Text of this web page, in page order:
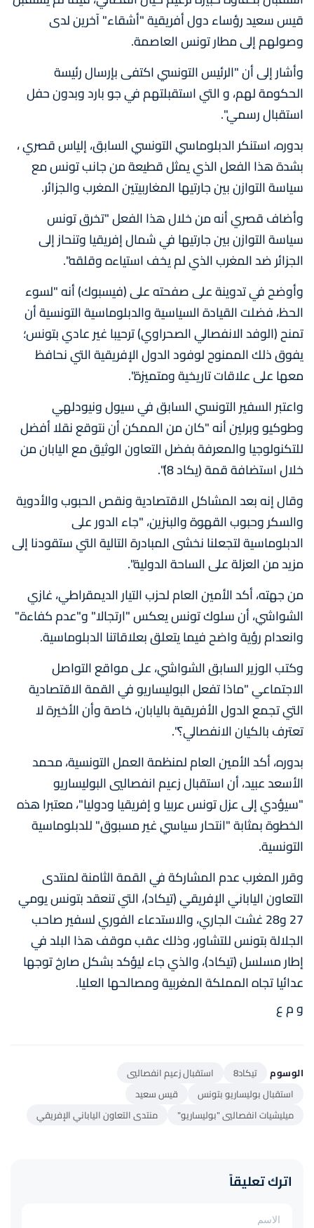
قيس سعيد رؤساء دول أفريقية "أشقاء" آخرين لدى
وصولهم إلى مطار تونس العاصمة.
وأشار إلى أن "الرئيس التونسي اكتفى بإرسال رئيسة
الحكومة لهم، و التي استقبلتهم في جو بارد وبدون حفل
استقبال رسمي".
بدوره، استنكر الدبلوماسي التونسي السابق، إلياس قصري ،
بشدة هذا الفعل الذي يمثل قطيعة من جانب تونس مع
سياسة التوازن بين جارتيها المغاربيتين المغرب والجزائر.
وأضاف قصري أنه من خلال هذا الفعل "تخرق تونس
سياسة التوازن بين جارتيها في شمال إفريقيا وتنحاز إلى
الجزائر ضد المغرب الذي لم يخف استياءه وقلقه".
وأوضح في تدوينة على صفحته على (فيسبوك) أنه "لسوء
الحظ، فضلت القيادة السياسية والدبلوماسية التونسية أن
تمنح (الوفد الانفصالي الصحراوي) ترحيبا غير عادي بتونس؛
يفوق ذلك الممنوح لوفود الدول الإفريقية التي نحافظ
معها على علاقات تاريخية ومتميزة".
واعتبر السفير التونسي السابق في سيول ونيودلهي
وطوكيو وبرلين أنه "كان من الممكن أن نتوقع نقلا أفضل
للتكنولوجيا والمعرفة بفضل التعاون الوثيق مع اليابان من
خلال استضافة قمة (يكاد 8)".
وقال إنه بعد المشاكل الاقتصادية ونقص الحبوب والأدوية
والسكر وحبوب القهوة والبنزين، "جاء الدور على
الدبلوماسية لتجعلنا نخشى المبادرة التالية التي ستقودنا إلى
مزيد من العزلة على الساحة الدولية".
من جهته، أكد الأمين العام لحزب التيار الديمقراطي، غازي
الشواشي، أن سلوك تونس يعكس "ارتجالا" و"عدم كفاءة"
وانعدام رؤية واضح فيما يتعلق بعلاقاتنا الدبلوماسية.
وكتب الوزير السابق الشواشي، على مواقع التواصل
الاجتماعي "ماذا تفعل البوليساريو في القمة الاقتصادية
التي تجمع الدول الأفريقية باليابان، خاصة وأن الأخيرة لا
تعترف بالكيان الانفصالي؟".
بدوره، أكد الأمين العام لمنظمة العمل التونسية، محمد
الأسعد عبيد، أن استقبال زعيم انفصاليي البوليساريو
"سيؤدي إلى عزل تونس عربيا و إفريقيا ودوليا"، معتبرا هذه
الخطوة بمثابة "انتحار سياسي غير مسبوق" للدبلوماسية
التونسية.
وقرر المغرب عدم المشاركة في القمة الثامنة لمنتدى
التعاون الياباني الإفريقي (تيكاد)، التي تنعقد بتونس يومي
27 و28 غشت الجاري، والاستدعاء الفوري لسفير صاحب
الجلالة بتونس للتشاور، وذلك عقب موقف هذا البلد في
إطار مسلسل (تيكاد)، والذي جاء ليؤكد بشكل صارخ توجها
عدائيا تجاه المملكة المغربية ومصالحها العليا.
و م ع
الوسوم تيكاد8
استقبال زعيم انفصاليي
استقبال بوليساريو بتونس
قيس سعيد
ميليشيات انفصاليي "بوليساريو"
منتدى التعاون الياباني الإفريقي
اترك تعليقاً